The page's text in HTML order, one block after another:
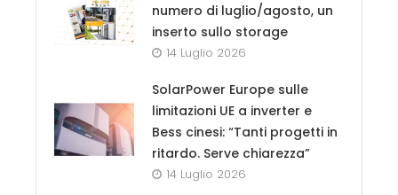
numero di luglio/agosto, un
inserto sullo storage
14 Luglio 2026
SolarPower Europe sulle
limitazioni UE a inverter e
Bess cinesi: “Tanti progetti in
ritardo. Serve chiarezza”
14 Luglio 2026